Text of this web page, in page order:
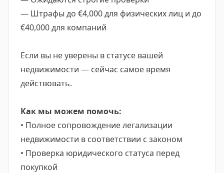
— Штрафы до €4,000 для физических лиц и до
€40,000 для компаний
Если вы не уверены в статусе вашей
недвижимости — сейчас самое время
действовать.
Как мы можем помочь:
• Полное сопровождение легализации
недвижимости в соответствии с законом
• Проверка юридического статуса перед
покупкой